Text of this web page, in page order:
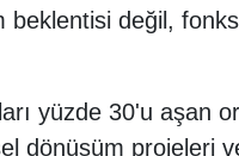
beklentisi değil,
yüzde 30'u aşan
dönüşüm projeleri